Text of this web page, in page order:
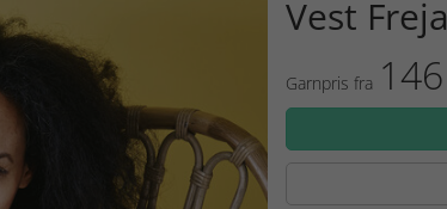
Vest Freja
Garnpris fra 146